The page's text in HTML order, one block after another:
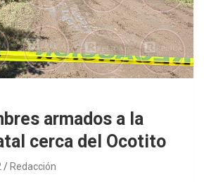
armados a la
cerca del Ocotito
Redacción